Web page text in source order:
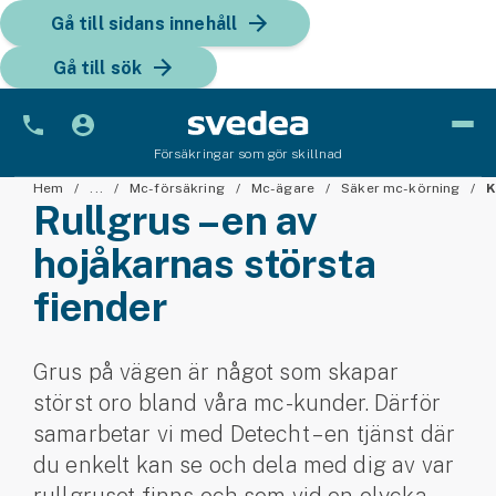
Gå till sidans innehåll
Gå till sök
Försäkringar som gör skillnad
Bil
Bilförsäkring
Bilförsäkring för företag
Fordon
Snöskoterförsäkring
ATV-försäkring
Släpvagnsförsäkring
Hem ... Mc-försäkring Mc-ägare Säker mc-körning
Rullgrus – en av
hojåkarnas största
fiender
Grus på vägen är något som skapar
störst oro bland våra mc-kunder. Därför
samarbetar vi med Detecht – en tjänst där
du enkelt kan se och dela med dig av var